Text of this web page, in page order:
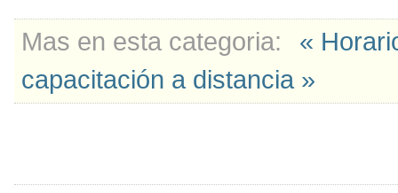
Mas en esta categoria:
«
capacitación a distancia »